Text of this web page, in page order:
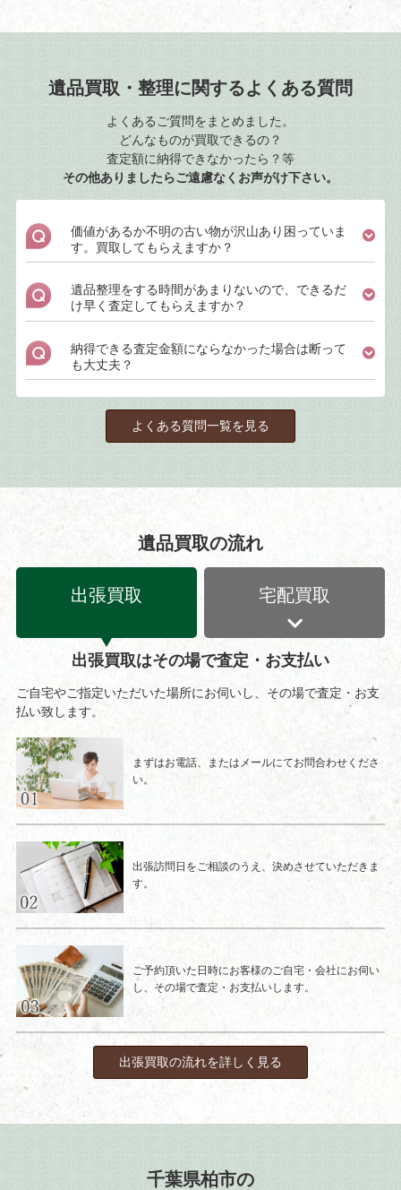
遺品買取・整理に関するよくある質問
よくあるご質問をまとめました。
どんなものが買取できるの？
査定額に納得できなかったら？等
その他ありましたらご遠慮なくお声がけ下さい。
価値があるか不明の古い物が沢山あり困っていま
す。買取してもらえますか？
遺品整理をする時間があまりないので、できるだ
け早く査定してもらえますか？
納得できる査定金額にならなかった場合は断って
も大丈夫？
よくある質問一覧を見る
遺品買取の流れ
出張買取 宅配買取
出張買取はその場で査定・お支払い
ご自宅やご指定いただいた場所にお伺いし、その場で査定・お支
払い致します。
まずはお電話、またはメールにてお問合わせくださ
い。
出張訪問日をご相談のうえ、決めさせていただきま
す。
ご予約頂いた日時にお客様のご自宅・会社にお伺い
し、その場で査定・お支払いします。
出張買取の流れを詳しく見る
千葉県柏市の